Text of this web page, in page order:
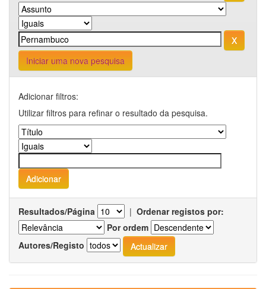
Iniciar uma nova pesquisa
Adicionar filtros:
Utilizar filtros para refinar o resultado da pesquisa.
Resultados/Página | Ordenar registos por:
Por ordem
Autores/Registo